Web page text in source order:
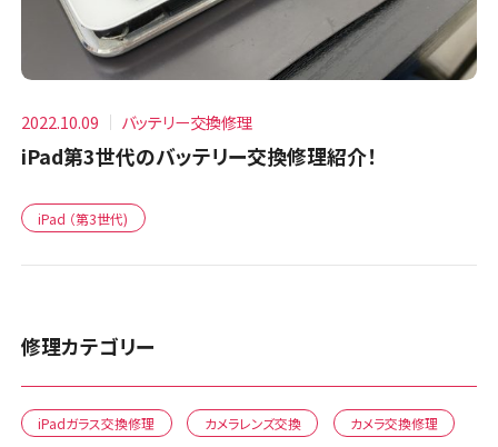
2022.10.09 バッテリー交換修理
iPad第3世代のバッテリー交換修理紹介！
iPad （第3世代)
修理カテゴリー
iPadガラス交換修理 カメラレンズ交換 カメラ交換修理